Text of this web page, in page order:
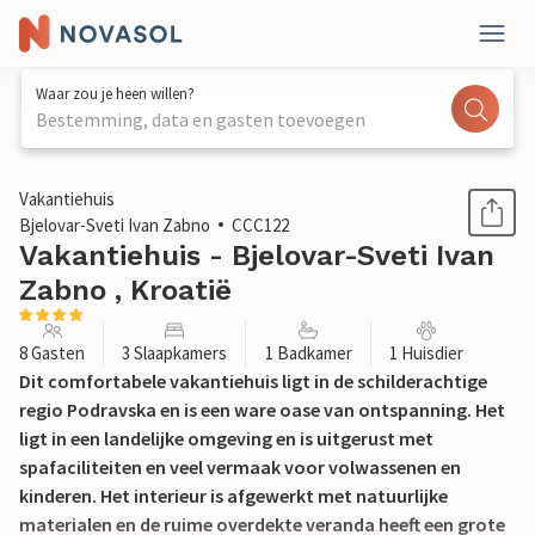
Waar zou je heen willen?
Bestemming, data en gasten toevoegen
1 / 37
Vakantiehuis
Bjelovar-Sveti Ivan Zabno
CCC122
Vakantiehuis - Bjelovar-Sveti Ivan
Zabno , Kroatië
8 Gasten 3 Slaapkamers 1 Badkamer 1 Huisdier
Dit comfortabele vakantiehuis ligt in de schilderachtige
regio Podravska en is een ware oase van ontspanning. Het
ligt in een landelijke omgeving en is uitgerust met
spafaciliteiten en veel vermaak voor volwassenen en
kinderen. Het interieur is afgewerkt met natuurlijke
materialen en de ruime overdekte veranda heeft een grote